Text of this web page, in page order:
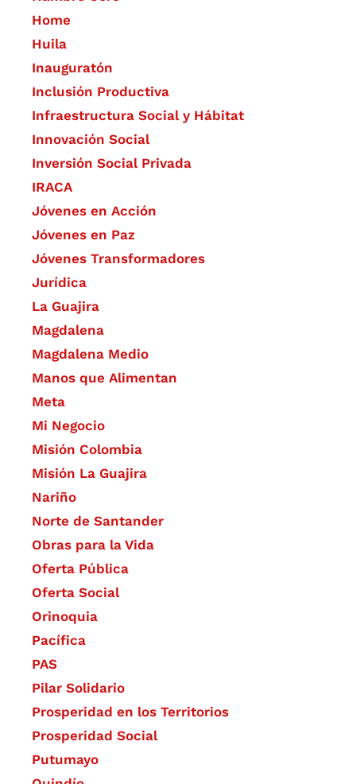
Home
Huila
Inauguratón
Inclusión Productiva
Infraestructura Social y Hábitat
​Innovación Social
Inversión Social Privada
IRACA
Jóvenes en Acción
Jóvenes en Paz
Jóvenes Transformadores
Jurídica
La Guajira
Magdalena
Magdalena Medio
Manos que Alimentan
Meta
Mi Negocio
Misión Colombia
Misión La Guajira
Nariño
Norte de Santander
Obras para la Vida
Oferta Pública
Oferta Social​​
Orinoquia
Pacífica
PAS
Pilar Solidario
Prosperidad en los Territorios
Prosperidad Social
Putumayo